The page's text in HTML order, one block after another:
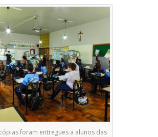
foram entregues a alunos das